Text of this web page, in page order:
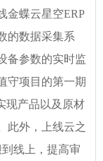
金蝶云星空ERP
的数据采集系
备参数的实时监
守项目的第一期
现产品以及原材
此外，上线云之
线上，提高审
开发了车间生产
离。铸业、纳
，实现全自动过
工过磅的作弊可
化工作，减少了
，人脸识别系统
为员工提供了
的相关信息化建